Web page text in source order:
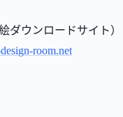
ダウンロードサイト）
room.net